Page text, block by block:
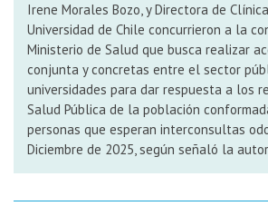
Irene Morales Bozo, y Directora de
Universidad de Chile concurrieron a la
Ministerio de Salud que busca realizar
conjunta y concretas entre el sector
universidades para dar respuesta a los
Salud Pública de la población
personas que esperan interconsultas
Diciembre de 2025, según señaló la